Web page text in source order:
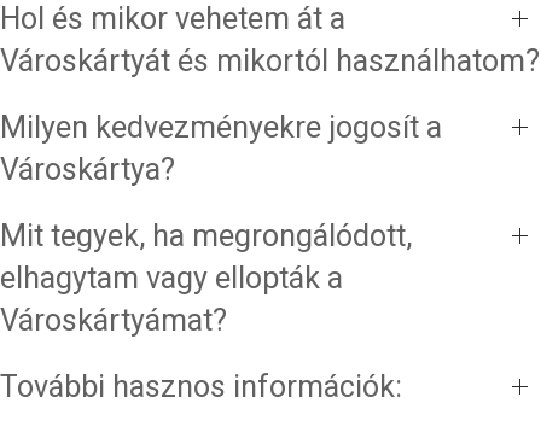
Hol és mikor vehetem át a
Városkártyát és mikortól használhatom?
Milyen kedvezményekre jogosít a
Városkártya?
Mit tegyek, ha megrongálódott,
elhagytam vagy ellopták a
Városkártyámat?
További hasznos információk: